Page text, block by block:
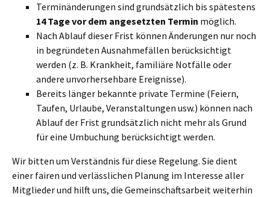
Terminänderungen sind grundsätzlich bis spätestens
14 Tage vor dem angesetzten Termin möglich.
Nach Ablauf dieser Frist können Änderungen nur noch
in begründeten Ausnahmefällen berücksichtigt
werden (z. B. Krankheit, familiäre Notfälle oder
andere unvorhersehbare Ereignisse).
Bereits länger bekannte private Termine (Feiern,
Taufen, Urlaube, Veranstaltungen usw.) können nach
Ablauf der Frist grundsätzlich nicht mehr als Grund
für eine Umbuchung berücksichtigt werden.
Wir bitten um Verständnis für diese Regelung. Sie dient
einer fairen und verlässlichen Planung im Interesse aller
Mitglieder und hilft uns, die Gemeinschaftsarbeit weiterhin